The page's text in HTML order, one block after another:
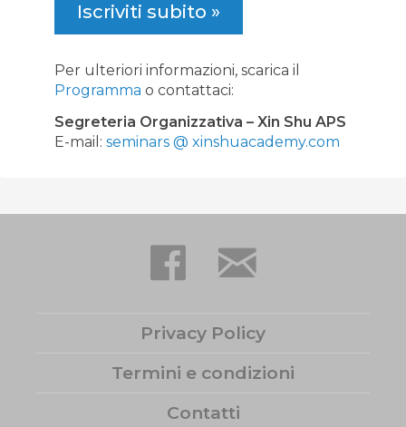
Iscriviti subito »
Per ulteriori informazioni, scarica il
Programma o contattaci:
Segreteria Organizzativa – Xin Shu APS
E-mail: seminars @ xinshuacademy.com
Privacy Policy
Termini e condizioni
Contatti